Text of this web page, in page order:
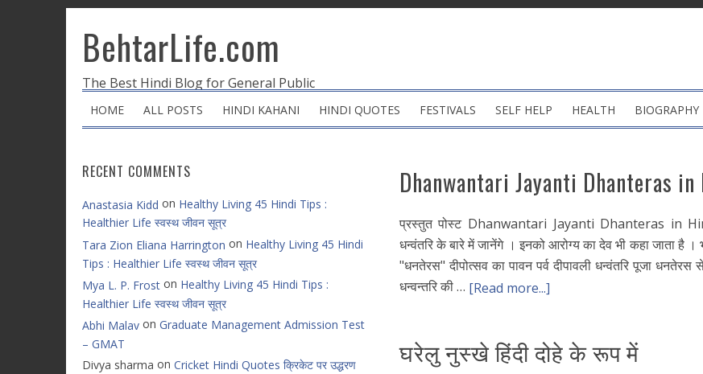
BehtarLife.com
The Best Hindi Blog for General Public
HOME ALL POSTS HINDI KAHANI HINDI QUOTES FESTIVALS SELF HELP HEALTH BIOGRAPHY
Dhanwantari Jayanti Dhanteras
प्रस्तुत पोस्ट Dhanwantari Jayanti Dhanteras in
धन्वंतरि के बारे में जानेंगे । इनको आरोग्य का देव भी कहा जाता है ।
"धनतेरस" दीपोत्सव का पावन पर्व दीपावली धन्वंतरि पूजा
धन्वन्तरि की … [Read more...]
घरेलु नुस्खे हिंदी दोहे के रूप में
RECENT COMMENTS
Anastasia Kidd on Healthy Living 45 Hindi Tips :
Healthier Life स्वस्थ जीवन सूत्र
Tara Zion Eliana Harrington on Healthy Living 45 Hindi
Tips : Healthier Life स्वस्थ जीवन सूत्र
Mya L. P. Frost on Healthy Living 45 Hindi Tips :
Healthier Life स्वस्थ जीवन सूत्र
Abhi Malav on Graduate Management Admission Test
– GMAT
Divya sharma on Cricket Hindi Quotes क्रिकेट पर उद्धरण